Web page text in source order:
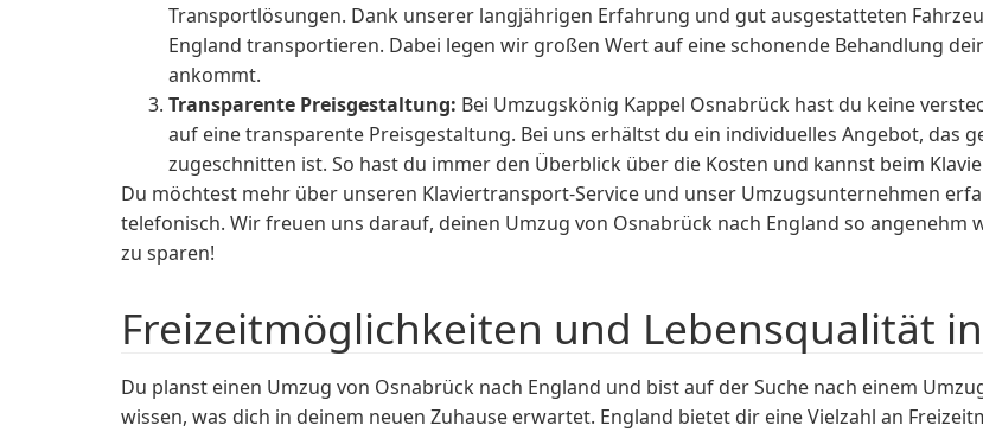
Transportlösungen. Dank unserer langjährigen Erfahrung und gut ausgestatteten
England transportieren. Dabei legen wir großen Wert auf eine schonende Behandlung
ankommt.
Transparente Preisgestaltung: Bei Umzugskönig Kappel Osnabrück hast du keine
auf eine transparente Preisgestaltung. Bei uns erhältst du ein individuelles Angebot, das
zugeschnitten ist. So hast du immer den Überblick über die Kosten und kannst beim
Du möchtest mehr über unseren Klaviertransport-Service und unser Umzugsunternehmen
telefonisch. Wir freuen uns darauf, deinen Umzug von Osnabrück nach England so angenehm
zu sparen!
Freizeitmöglichkeiten und Lebensqualität
Du planst einen Umzug von Osnabrück nach England und bist auf der Suche nach einem
wissen, was dich in deinem neuen Zuhause erwartet. England bietet dir eine Vielzahl an